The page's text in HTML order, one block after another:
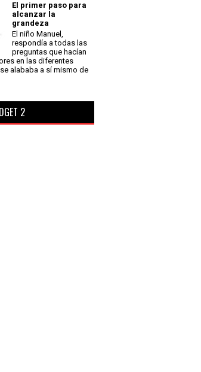
El primer paso para
alcanzar la
grandeza
El niño Manuel,
respondía a todas las
preguntas que hacían
en las diferentes
alababa a sí mismo de
2